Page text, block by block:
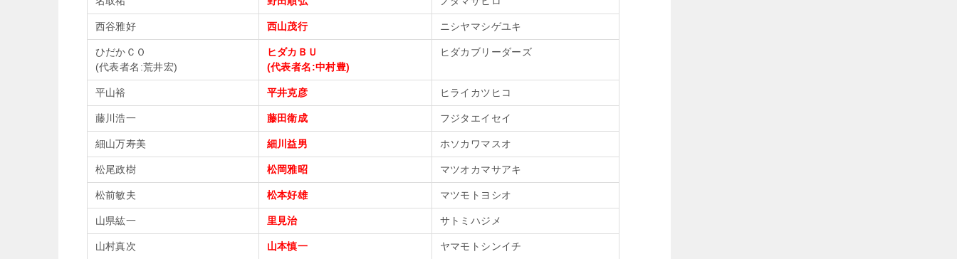
西谷雅好 西山茂行 ニシヤマシゲユキ
ひだかＣＯ
(代表者名:荒井宏)
ヒダカＢＵ
(代表者名:中村豊)
ヒダカブリーダーズ
平山裕 平井克彦 ヒライカツヒコ
藤川浩一 藤田衛成 フジタエイセイ
細山万寿美 細川益男 ホソカワマスオ
松尾政樹 松岡雅昭 マツオカマサアキ
松前敏夫 松本好雄 マツモトヨシオ
山県紘一 里見治 サトミハジメ
山村真次 山本慎一 ヤマモトシンイチ